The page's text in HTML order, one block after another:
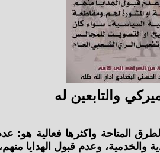
والتابعين له
المتاحة واكثرها فعالية هو:
والخدمية، وعدم قبول الهدايا